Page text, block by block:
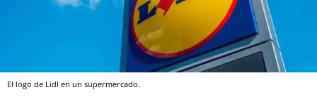
El logo de Lidl en un supermercado.